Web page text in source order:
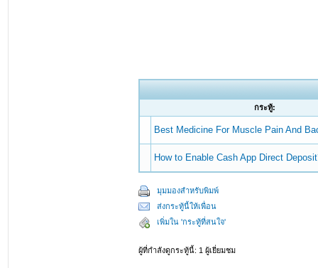
กระทู้:
Best Medicine For Muscle Pain And
How to Enable Cash App Direct
มุมมองสำหรับพิมพ์
ส่งกระทู้นี้ให้เพื่อน
เพิ่มใน 'กระทู้ที่สนใจ'
ผู้ที่กำลังดูกระทู้นี้: 1 ผู้เยี่ยมชม